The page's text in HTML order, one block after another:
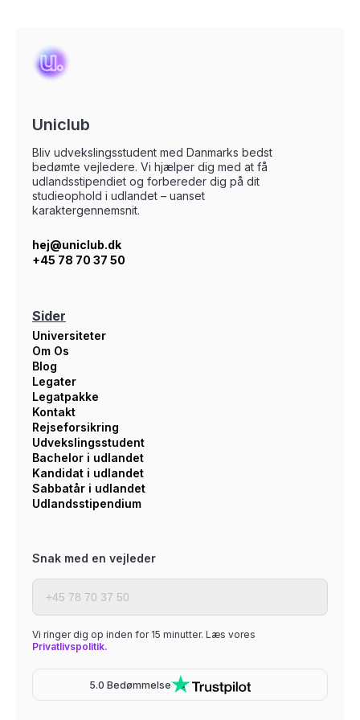
Uniclub
Bliv udvekslingsstudent med Danmarks bedst
bedømte vejledere. Vi hjælper dig med at få
udlandsstipendiet og forbereder dig på dit
studieophold i udlandet – uanset
karaktergennemsnit.
hej@uniclub.dk
+45 78 70 37 50
Sider
Universiteter
Om Os
Blog
Legater
Legatpakke
Kontakt
Rejseforsikring
Udvekslingsstudent
Bachelor i udlandet
Kandidat i udlandet
Sabbatår i udlandet
Udlandsstipendium
Snak med en vejleder
Vi ringer dig op inden for 15 minutter. Læs vores
Privatlivspolitik.
5.0 Bedømmelse